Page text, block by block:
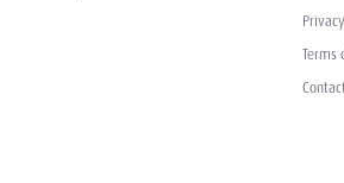
Terms
Contact